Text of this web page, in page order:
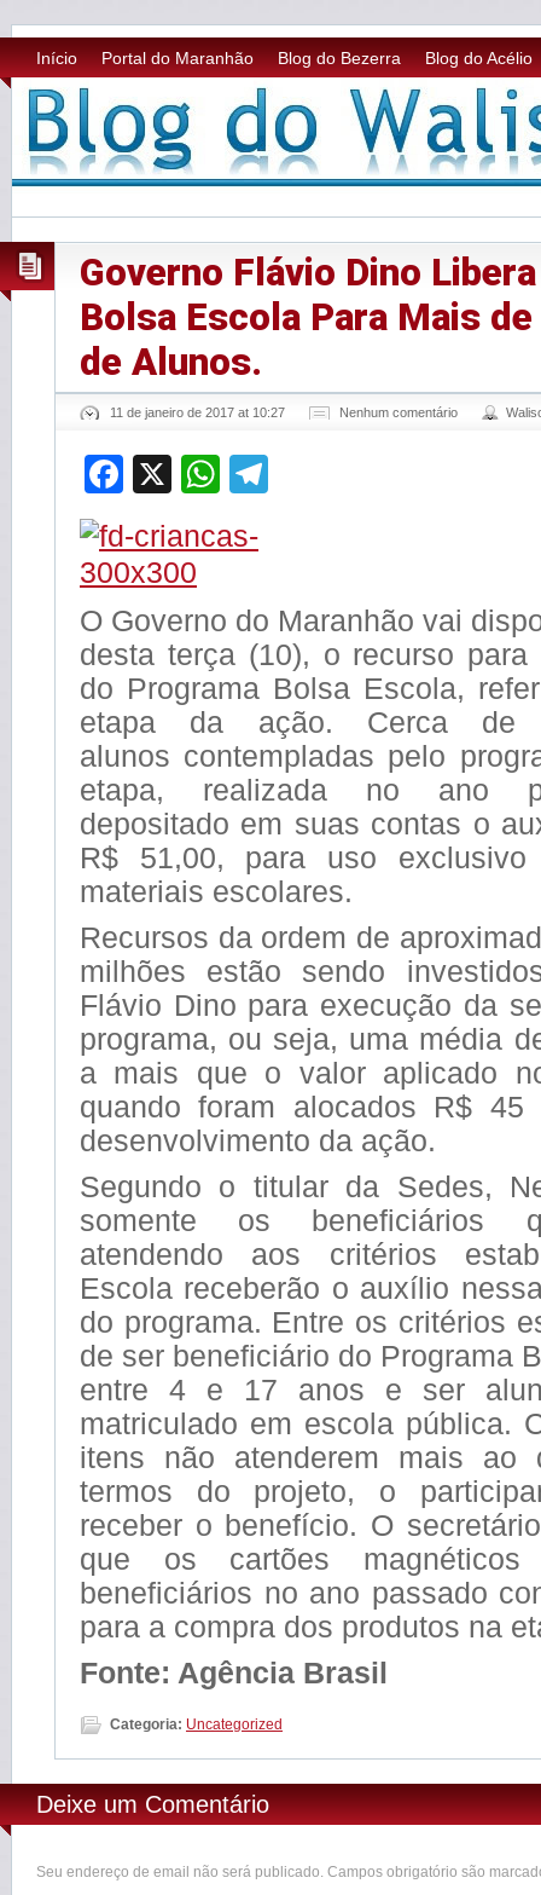
Início Portal do Maranhão Blog do Bezerra Blog do Acélio
Governo Flávio Dino
Bolsa Escola Para Mais
de Alunos.
11 de janeiro de 2017 at 10:27 Nenhum comentário
Facebook
X WhatsApp
O Governo do Maranhão vai
desta terça (10), o recurso para
do Programa Bolsa Escola,
etapa da ação. Cerca
alunos contempladas pelo
etapa, realizada no ano
depositado em suas contas o
R$ 51,00, para uso
materiais escolares.
Recursos da ordem de
milhões estão sendo
Flávio Dino para execução da
programa, ou seja, uma média
a mais que o valor aplicado
quando foram alocados R$
desenvolvimento da ação.
Segundo o titular da Sedes,
somente os beneficiários
atendendo aos critérios
Escola receberão o auxílio
do programa. Entre os critérios
de ser beneficiário do Programa
entre 4 e 17 anos e ser
matriculado em escola pública.
itens não atenderem mais ao
termos do projeto, o
receber o benefício. O
que os cartões magnéticos
beneficiários no ano passado
para a compra dos produtos na
Fonte: Agência Brasil
Categoria: Uncategorized
Deixe um Comentário
Seu endereço de email não será publicado. Campos obrigatório são